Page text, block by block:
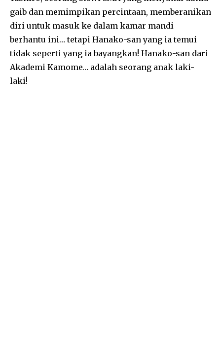
gaib dan memimpikan percintaan, memberanikan
diri untuk masuk ke dalam kamar mandi
berhantu ini… tetapi Hanako-san yang ia temui
tidak seperti yang ia bayangkan! Hanako-san dari
Akademi Kamome… adalah seorang anak laki-
laki!